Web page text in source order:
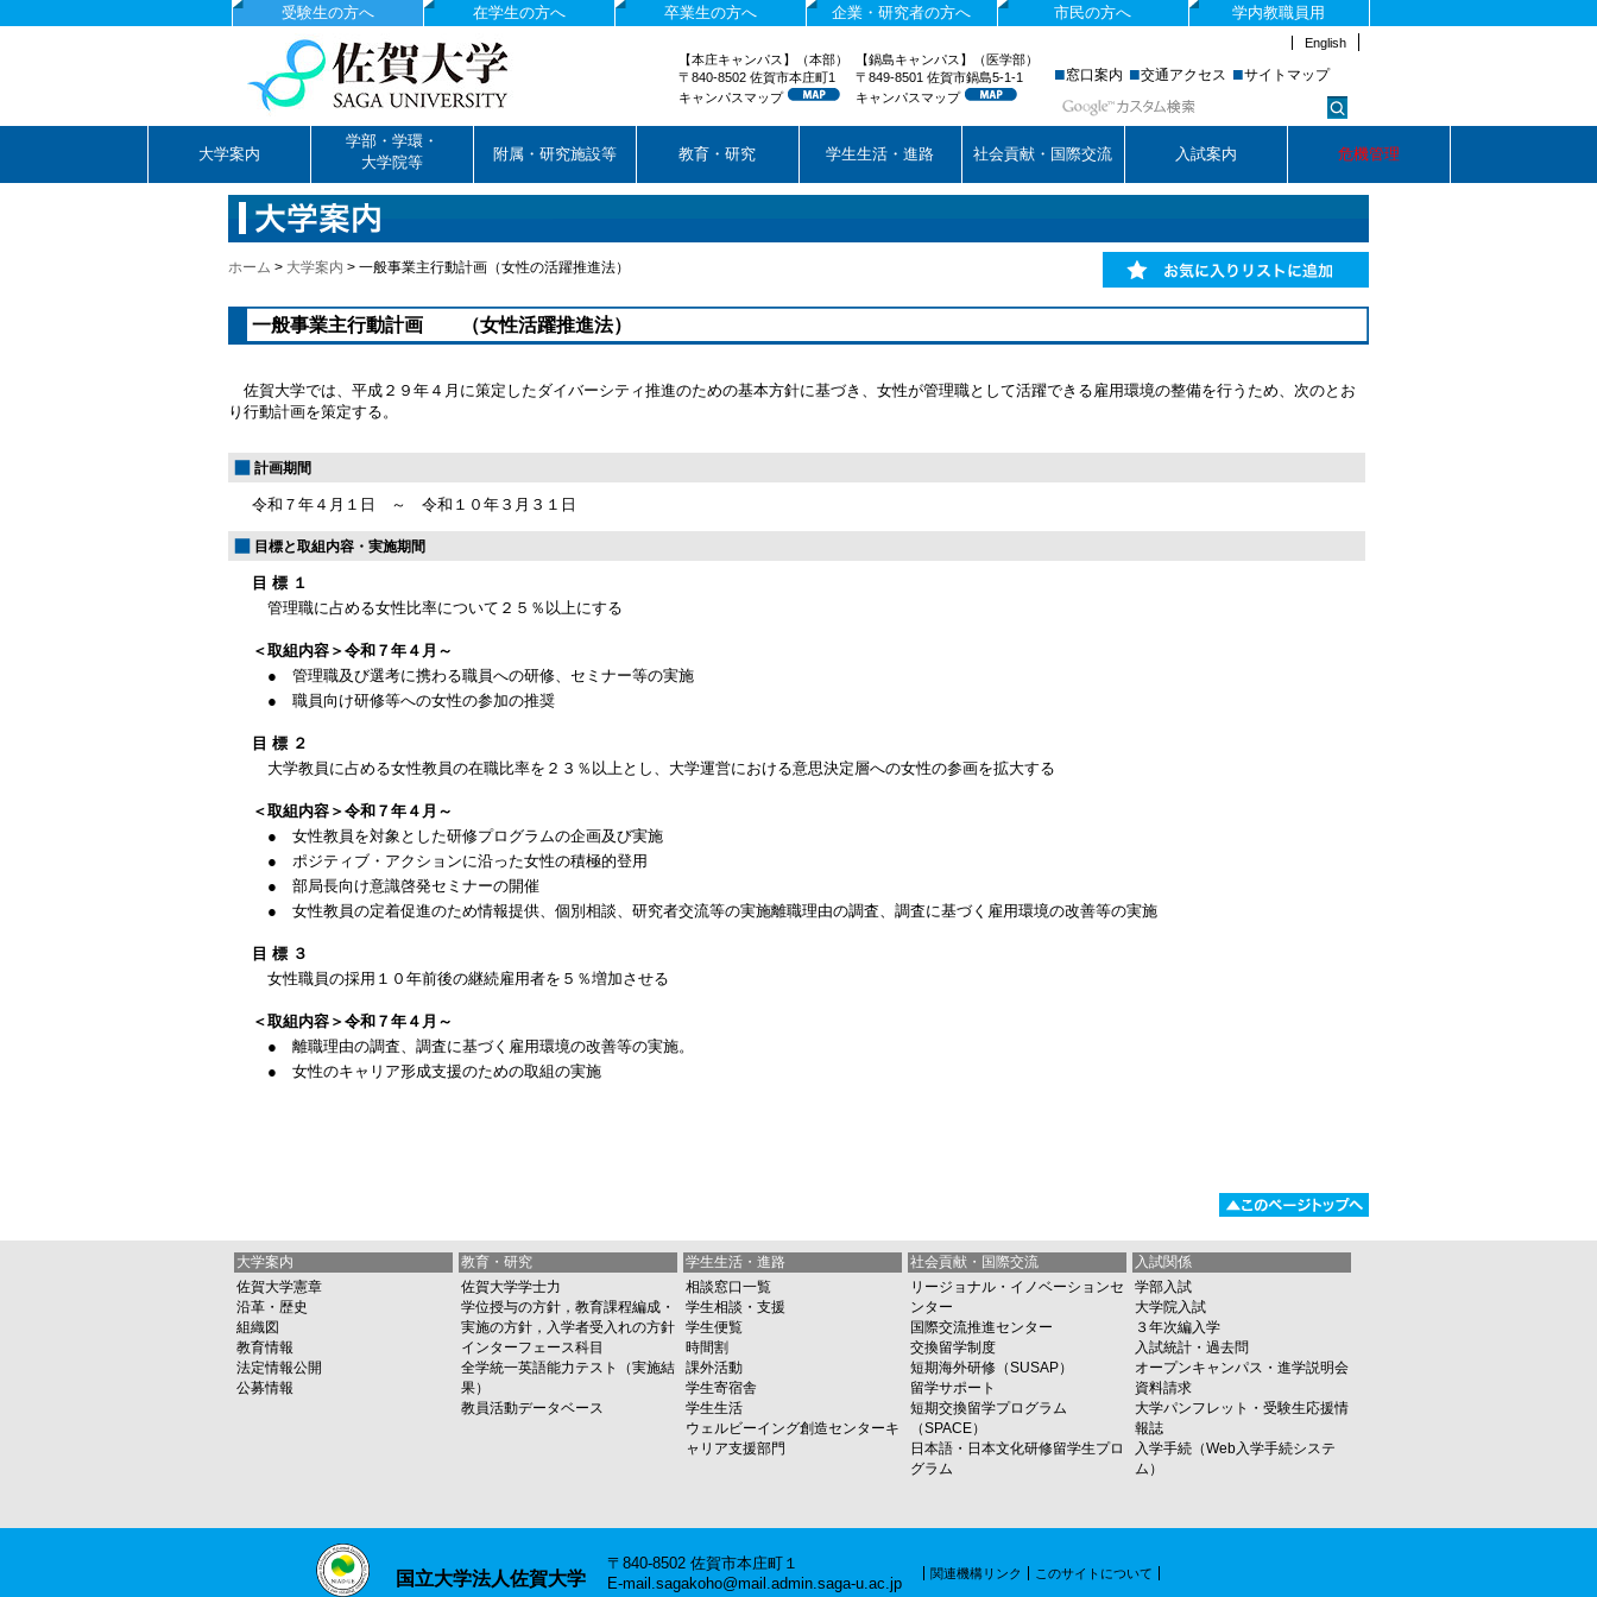
学内教職員用
市民の方へ
企業・研究者の方へ
卒業生の方へ
在学生の方へ
受験生の方へ
国立大学法人佐賀大学
【本庄キャンパス】（本部）
〒840-8502 佐賀市本庄町1
キャンパスマップ
【鍋島キャンパス】（医学部）
〒849-8501 佐賀市鍋島5-1-1
キャンパスマップ
English
■窓口案内 ■交通アクセス ■サイトマップ
大学案内
学部・学環・
大学院等
附属・研究施設等 教育・研究 学生生活・進路 社会貢献・国際交流 入試案内 危機管理
ホーム > 大学案内 > 一般事業主行動計画（女性の活躍推進法）
一般事業主行動計画 （女性活躍推進法）
佐賀大学では、平成２９年４月に策定したダイバーシティ推進のための基本方針に基づき、女性が管理職として活躍できる雇用環境の整備を行うため、次のとお
り行動計画を策定する。
計画期間
令和７年４月１日 ～ 令和１０年３月３１日
目標と取組内容・実施期間
目 標 １
管理職に占める女性比率について２５％以上にする
＜取組内容＞令和７年４月～
● 管理職及び選考に携わる職員への研修、セミナー等の実施
● 職員向け研修等への女性の参加の推奨
目 標 ２
大学教員に占める女性教員の在職比率を２３％以上とし、大学運営における意思決定層への女性の参画を拡大する
＜取組内容＞令和７年４月～
● 女性教員を対象とした研修プログラムの企画及び実施
● ポジティブ・アクションに沿った女性の積極的登用
● 部局長向け意識啓発セミナーの開催
● 女性教員の定着促進のため情報提供、個別相談、研究者交流等の実施離職理由の調査、調査に基づく雇用環境の改善等の実施
目 標 ３
女性職員の採用１０年前後の継続雇用者を５％増加させる
＜取組内容＞令和７年４月～
● 離職理由の調査、調査に基づく雇用環境の改善等の実施。
● 女性のキャリア形成支援のための取組の実施
ップへ
大学案内
佐賀大学憲章
沿革・歴史
組織図
教育情報
法定情報公開
公募情報
教育・研究
佐賀大学学士力
学位授与の方針，教育課程編成・
実施の方針，入学者受入れの方針
インターフェース科目
全学統一英語能力テスト（実施結
果）
教員活動データベース
学生生活・進路
相談窓口一覧
学生相談・支援
学生便覧
時間割
課外活動
学生寄宿舎
学生生活
ウェルビーイング創造センターキ
ャリア支援部門
社会貢献・国際交流
リージョナル・イノベーションセ
ンター
国際交流推進センター
交換留学制度
短期海外研修（SUSAP）
留学サポート
短期交換留学プログラム
（SPACE）
日本語・日本文化研修留学生プロ
グラム
入試関係
学部入試
大学院入試
３年次編入学
入試統計 ・ 過去問
オープンキャンパス・進学説明会
資料請求
大学パンフレット・受験生応援情
報誌
入学手続（Web入学手続システ
ム）
国立大学法人佐賀大学
〒840-8502 佐賀市本庄町１
E-mail.sagakoho@mail.admin.saga-u.ac.jp
関連機構リンク このサイトについて